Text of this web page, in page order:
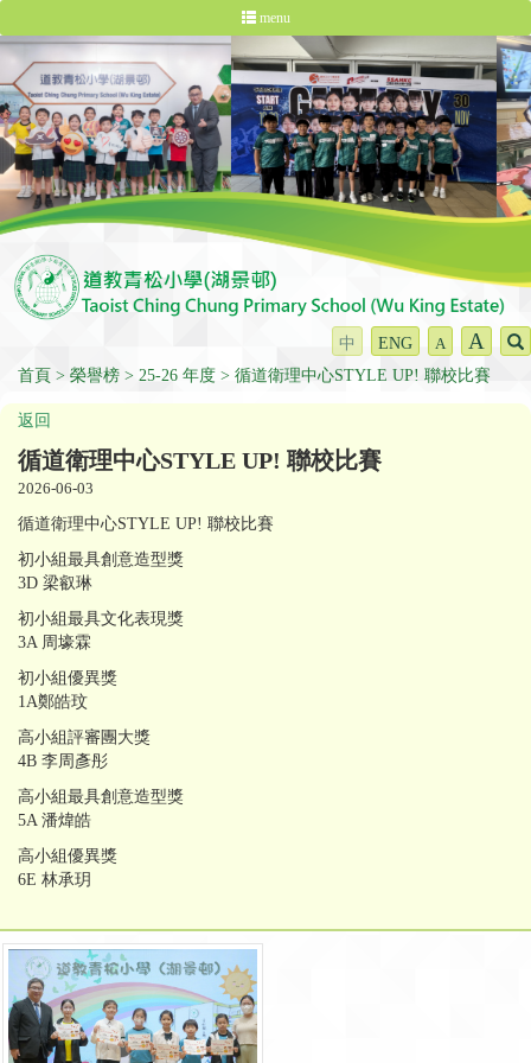
menu
中 ENG A A
首頁 榮譽榜 25-26 年度 循道衛理中心STYLE UP! 聯校比賽
返回
循道衛理中心STYLE UP! 聯校比賽
2026-06-03
循道衛理中心STYLE UP! 聯校比賽
初小組最具創意造型獎
3D 梁叡琳
初小組最具文化表現獎
3A 周壕霖
初小組優異獎
1A鄭皓玟
高小組評審團大獎
4B 李周彥彤
高小組最具創意造型獎
5A 潘煒皓
高小組優異獎
6E 林承玥